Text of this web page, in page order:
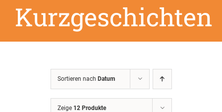
Kurzgeschichten
Sortieren nach Datum
Zeige 12 Produkte